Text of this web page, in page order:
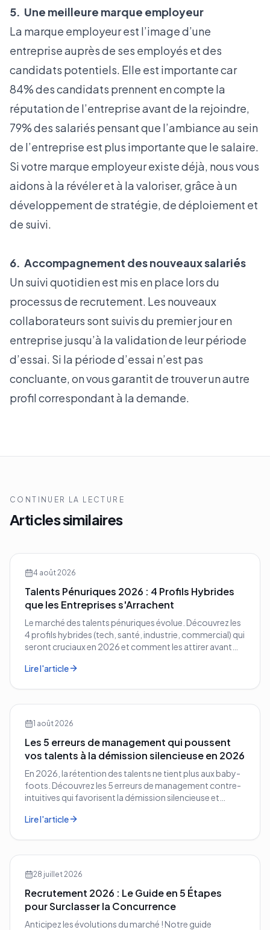
5. Une meilleure marque employeur
La marque employeur est l’image d’une
entreprise auprès de ses employés et des
candidats potentiels. Elle est importante car
84% des candidats prennent en compte la
réputation de l’entreprise avant de la rejoindre,
79% des salariés pensant que l’ambiance au sein
de l’entreprise est plus importante que le salaire.
Si votre marque employeur existe déjà, nous vous
aidons à la révéler et à la valoriser, grâce à un
développement de stratégie, de déploiement et
de suivi.
6. Accompagnement des nouveaux salariés
Un suivi quotidien est mis en place lors du
processus de recrutement. Les nouveaux
collaborateurs sont suivis du premier jour en
entreprise jusqu’à la validation de leur période
d’essai. Si la période d’essai n’est pas
concluante, on vous garantit de trouver un autre
profil correspondant à la demande.
CONTINUER LA LECTURE
Articles similaires
4 août 2026
Talents Pénuriques 2026 : 4 Profils Hybrides
que les Entreprises s'Arrachent
Le marché des talents pénuriques évolue. Découvrez les
4 profils hybrides (tech, santé, industrie, commercial) qui
seront cruciaux en 2026 et comment les attirer avant
Lire l'article
1 août 2026
Les 5 erreurs de management qui poussent
vos talents à la démission silencieuse en 2026
En 2026, la rétention des talents ne tient plus aux baby-
foots. Découvrez les 5 erreurs de management contre-
intuitives qui favorisent la démission silencieuse et
Lire l'article
28 juillet 2026
Recrutement 2026 : Le Guide en 5 Étapes
pour Surclasser la Concurrence
Anticipez les évolutions du marché ! Notre guide